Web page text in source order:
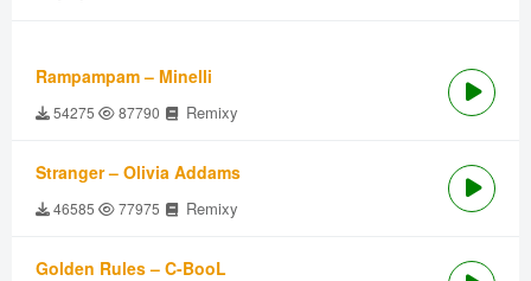
Rampampam – Minelli
54275 87790 Remixy
Stranger – Olivia Addams
46585 77975 Remixy
Golden Rules – C-BooL